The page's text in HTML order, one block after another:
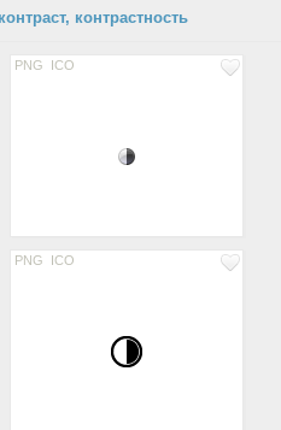
контрастность
PNG ICO
PNG ICO